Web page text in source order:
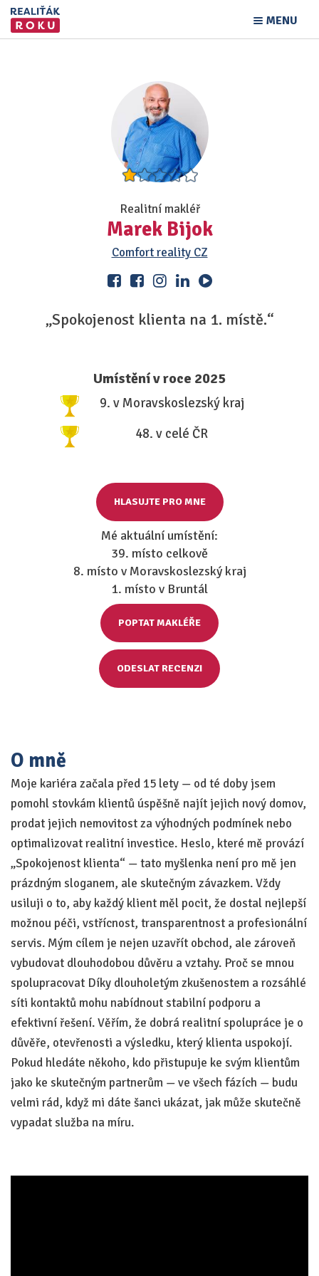
MENU
Realitní makléř
Marek Bijok
Comfort reality CZ
„Spokojenost klienta na 1. místě.“
Umístění v roce 2025
9. v Moravskoslezský kraj
48. v celé ČR
HLASUJTE PRO MNE
Mé aktuální umístění:
39. místo celkově
8. místo v Moravskoslezský kraj
1. místo v Bruntál
POPTAT MAKLÉŘE
ODESLAT RECENZI
O mně
Moje kariéra začala před 15 lety — od té doby jsem
pomohl stovkám klientů úspěšně najít jejich nový domov,
prodat jejich nemovitost za výhodných podmínek nebo
optimalizovat realitní investice. Heslo, které mě provází
„Spokojenost klienta“ — tato myšlenka není pro mě jen
prázdným sloganem, ale skutečným závazkem. Vždy
usiluji o to, aby každý klient měl pocit, že dostal nejlepší
možnou péči, vstřícnost, transparentnost a profesionální
servis. Mým cílem je nejen uzavřít obchod, ale zároveň
vybudovat dlouhodobou důvěru a vztahy. Proč se mnou
spolupracovat Díky dlouholetým zkušenostem a rozsáhlé
síti kontaktů mohu nabídnout stabilní podporu a
efektivní řešení. Věřím, že dobrá realitní spolupráce je o
důvěře, otevřenosti a výsledku, který klienta uspokojí.
Pokud hledáte někoho, kdo přistupuje ke svým klientům
jako ke skutečným partnerům — ve všech fázích — budu
velmi rád, když mi dáte šanci ukázat, jak může skutečně
vypadat služba na míru.